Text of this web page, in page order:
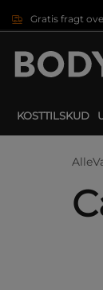
Gratis fragt
KOSTTILSKUD